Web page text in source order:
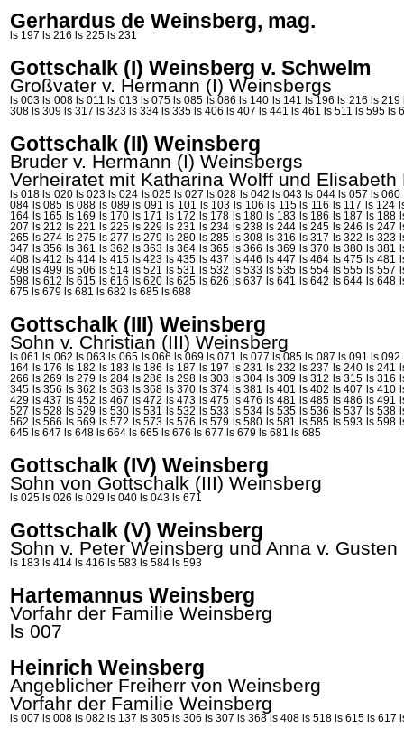
Gerhardus de Weinsberg, mag.
ls 197 ls 216 ls 225 ls 231
Gottschalk (I) Weinsberg v. Schwelm
Großvater v. Hermann (I) Weinsbergs
ls 003 ls 008 ls 011 ls 013 ls 075 ls 085 ls 086 ls 140 ls 141 ls 196 ls 216 ls 219
308 ls 309 ls 317 ls 323 ls 334 ls 335 ls 406 ls 407 ls 441 ls 461 ls 511 ls 595 ls
Gottschalk (II) Weinsberg
Bruder v. Hermann (I) Weinsbergs
Verheiratet mit Katharina Wolff und Elisabeth
ls 018 ls 020 ls 023 ls 024 ls 025 ls 027 ls 028 ls 042 ls 043 ls 044 ls 057 ls 060
084 ls 085 ls 088 ls 089 ls 091 ls 101 ls 103 ls 106 ls 115 ls 116 ls 117 ls 124
164 ls 165 ls 169 ls 170 ls 171 ls 172 ls 178 ls 180 ls 183 ls 186 ls 187 ls 188
207 ls 212 ls 221 ls 225 ls 229 ls 231 ls 234 ls 238 ls 244 ls 245 ls 246 ls 247
265 ls 274 ls 275 ls 277 ls 279 ls 280 ls 285 ls 308 ls 316 ls 317 ls 322 ls 323
347 ls 356 ls 361 ls 362 ls 363 ls 364 ls 365 ls 366 ls 369 ls 370 ls 380 ls 381
408 ls 412 ls 414 ls 415 ls 423 ls 435 ls 437 ls 446 ls 447 ls 464 ls 475 ls 481
498 ls 499 ls 506 ls 514 ls 521 ls 531 ls 532 ls 533 ls 535 ls 554 ls 555 ls 557
598 ls 612 ls 615 ls 616 ls 620 ls 625 ls 626 ls 637 ls 641 ls 642 ls 644 ls 648
675 ls 679 ls 681 ls 682 ls 685 ls 688
Gottschalk (III) Weinsberg
Sohn v. Christian (III) Weinsberg
ls 061 ls 062 ls 063 ls 065 ls 066 ls 069 ls 071 ls 077 ls 085 ls 087 ls 091 ls 092
164 ls 176 ls 182 ls 183 ls 186 ls 187 ls 197 ls 231 ls 232 ls 237 ls 240 ls 241
266 ls 269 ls 279 ls 284 ls 286 ls 298 ls 303 ls 304 ls 309 ls 312 ls 315 ls 316
345 ls 356 ls 362 ls 363 ls 368 ls 370 ls 374 ls 381 ls 401 ls 402 ls 407 ls 410
429 ls 437 ls 452 ls 467 ls 472 ls 473 ls 475 ls 476 ls 481 ls 485 ls 486 ls 491
527 ls 528 ls 529 ls 530 ls 531 ls 532 ls 533 ls 534 ls 535 ls 536 ls 537 ls 538
562 ls 566 ls 569 ls 572 ls 573 ls 576 ls 579 ls 580 ls 581 ls 585 ls 593 ls 598
645 ls 647 ls 648 ls 664 ls 665 ls 676 ls 677 ls 679 ls 681 ls 685
Gottschalk (IV) Weinsberg
Sohn von Gottschalk (III) Weinsberg
ls 025 ls 026 ls 029 ls 040 ls 043 ls 671
Gottschalk (V) Weinsberg
Sohn v. PeterWeinsberg und Anna v. Gusten
ls 183 ls 414 ls 416 ls 583 ls 584 ls 593
Hartemannus Weinsberg
Vorfahr der Familie Weinsberg
ls 007
Heinrich Weinsberg
Angeblicher Freiherr von Weinsberg
Vorfahr der Familie Weinsberg
ls 007 ls 008 ls 082 ls 137 ls 305 ls 306 ls 307 ls 368 ls 408 ls 518 ls 615 ls 617